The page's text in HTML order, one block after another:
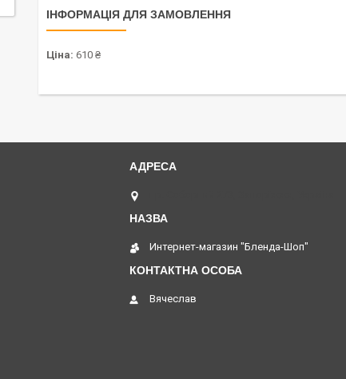
ІНФОРМАЦІЯ ДЛЯ ЗАМОВЛЕННЯ
Ціна: 610 ₴
Интернет-магазин "Бленда-Шоп"
Вячеслав